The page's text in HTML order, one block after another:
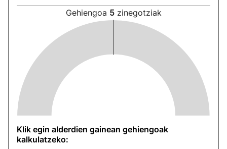
Gehiengoa 5 zinegotziak
Klik egin alderdien gainean gehiengoak
kalkulatzeko: